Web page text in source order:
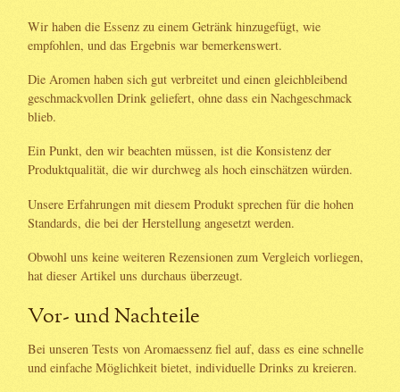
Wir haben die Essenz zu einem Getränk hinzugefügt, wie
empfohlen, und das Ergebnis war bemerkenswert.
Die Aromen haben sich gut verbreitet und einen gleichbleibend
geschmackvollen Drink geliefert, ohne dass ein Nachgeschmack
blieb.
Ein Punkt, den wir beachten müssen, ist die Konsistenz der
Produktqualität, die wir durchweg als hoch einschätzen würden.
Unsere Erfahrungen mit diesem Produkt sprechen für die hohen
Standards, die bei der Herstellung angesetzt werden.
Obwohl uns keine weiteren Rezensionen zum Vergleich vorliegen,
hat dieser Artikel uns durchaus überzeugt.
Vor- und Nachteile
Bei unseren Tests von Aromaessenz fiel auf, dass es eine schnelle
und einfache Möglichkeit bietet, individuelle Drinks zu kreieren.